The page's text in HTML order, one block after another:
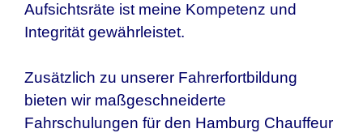
Aufsichtsräte ist meine Kompetenz und
Integrität gewährleistet.
Zusätzlich zu unserer Fahrerfortbildung
bieten wir maßgeschneiderte
Fahrschulungen für den Hamburg Chauffeur